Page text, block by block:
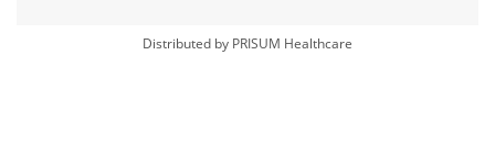
Distributed by PRISUM Healthcare